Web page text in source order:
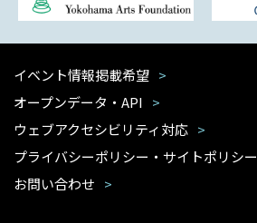
イベント情報掲載希望
オープンデータ・API
ウェブアクセシビリティ対応
プライバシーポリシー・サイトポリシー
お問い合わせ